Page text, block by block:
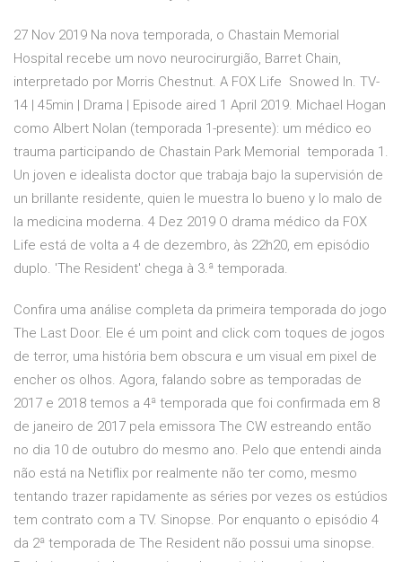
27 Nov 2019 Na nova temporada, o Chastain Memorial
Hospital recebe um novo neurocirurgião, Barret Chain,
interpretado por Morris Chestnut. A FOX Life Snowed In. TV-
14 | 45min | Drama | Episode aired 1 April 2019. Michael Hogan
como Albert Nolan (temporada 1-presente): um médico eo
trauma participando de Chastain Park Memorial temporada 1.
Un joven e idealista doctor que trabaja bajo la supervisión de
un brillante residente, quien le muestra lo bueno y lo malo de
la medicina moderna. 4 Dez 2019 O drama médico da FOX
Life está de volta a 4 de dezembro, às 22h20, em episódio
duplo. 'The Resident' chega à 3.ª temporada.
Confira uma análise completa da primeira temporada do jogo
The Last Door. Ele é um point and click com toques de jogos
de terror, uma história bem obscura e um visual em pixel de
encher os olhos. Agora, falando sobre as temporadas de
2017 e 2018 temos a 4ª temporada que foi confirmada em 8
de janeiro de 2017 pela emissora The CW estreando então
no dia 10 de outubro do mesmo ano. Pelo que entendi ainda
não está na Netiflix por realmente não ter como, mesmo
tentando trazer rapidamente as séries por vezes os estúdios
tem contrato com a TV. Sinopse. Por enquanto o episódio 4
da 2ª temporada de The Resident não possui uma sinopse.